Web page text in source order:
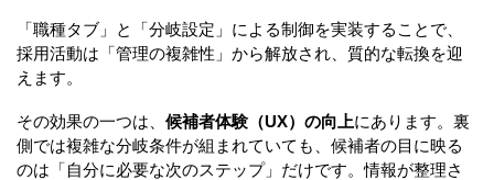
「職種タブ」と「分岐設定」による制御を実装することで、
採用活動は「管理の複雑性」から解放され、質的な転換を迎
えます。
その効果の一つは、 候補者体験（UX）の向上にあります。裏
側では複雑な分岐条件が組まれていても、候補者の目に映る
のは「自分に必要な次のステップ」だけです。情報が整理さ